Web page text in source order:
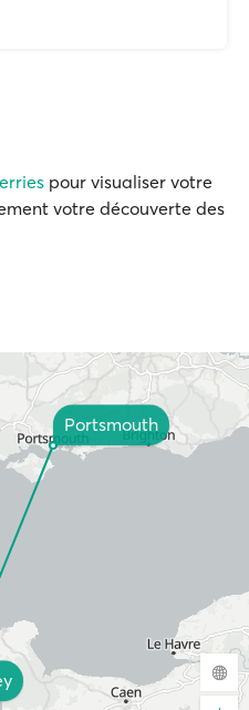
pour visualiser votre
votre découverte des
Portsmouth